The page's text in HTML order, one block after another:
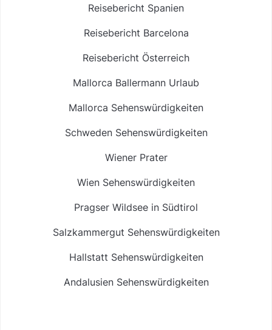
Reisebericht Spanien
Reisebericht Barcelona
Reisebericht Österreich
Mallorca Ballermann Urlaub
Mallorca Sehenswürdigkeiten
Schweden Sehenswürdigkeiten
Wiener Prater
Wien Sehenswürdigkeiten
Pragser Wildsee in Südtirol
Salzkammergut Sehenswürdigkeiten
Hallstatt Sehenswürdigkeiten
Andalusien Sehenswürdigkeiten